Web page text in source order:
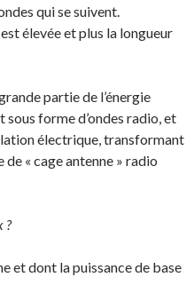
qui se suivent.
élevée et plus la longueur
partie de l’énergie
sous forme d’ondes radio, et
électrique, transformant
« cage antenne » radio
?
et dont la puissance de base